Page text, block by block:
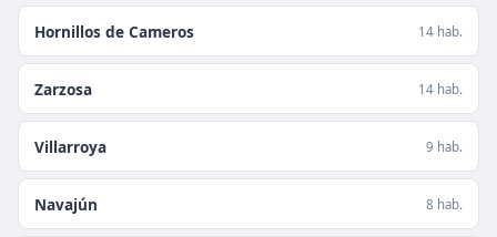
Hornillos de Cameros 14 hab.
Zarzosa 14 hab.
Villarroya 9 hab.
Navajún 8 hab.